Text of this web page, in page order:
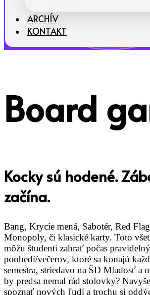
ARCHÍV
KONTAKT
Board
Kocky sú hodené.
začína.
Bang, Krycie mená, Sabotér, Red
Monopoly, či klasické karty. Toto
môžu študenti zahrať počas
poobedí/večerov, ktoré sa konajú
semestra, striedavo na ŠD Mladosť a
by predsa nemal rád stolovky?
spoznať nových ľudí a trochu si